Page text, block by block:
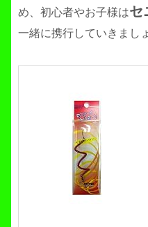
め、初心者やお子様はセ
一緒に携行していきまし